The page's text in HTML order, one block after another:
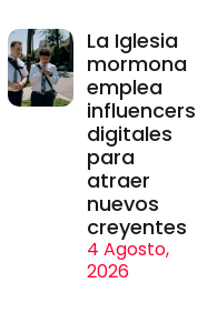
La Iglesia
mormona
emplea
influencers
digitales
para
atraer
nuevos
creyentes
4 Agosto,
2026